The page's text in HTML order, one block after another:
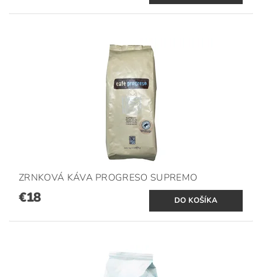
ZRNKOVÁ KÁVA PROGRESO SUPREMO
€18